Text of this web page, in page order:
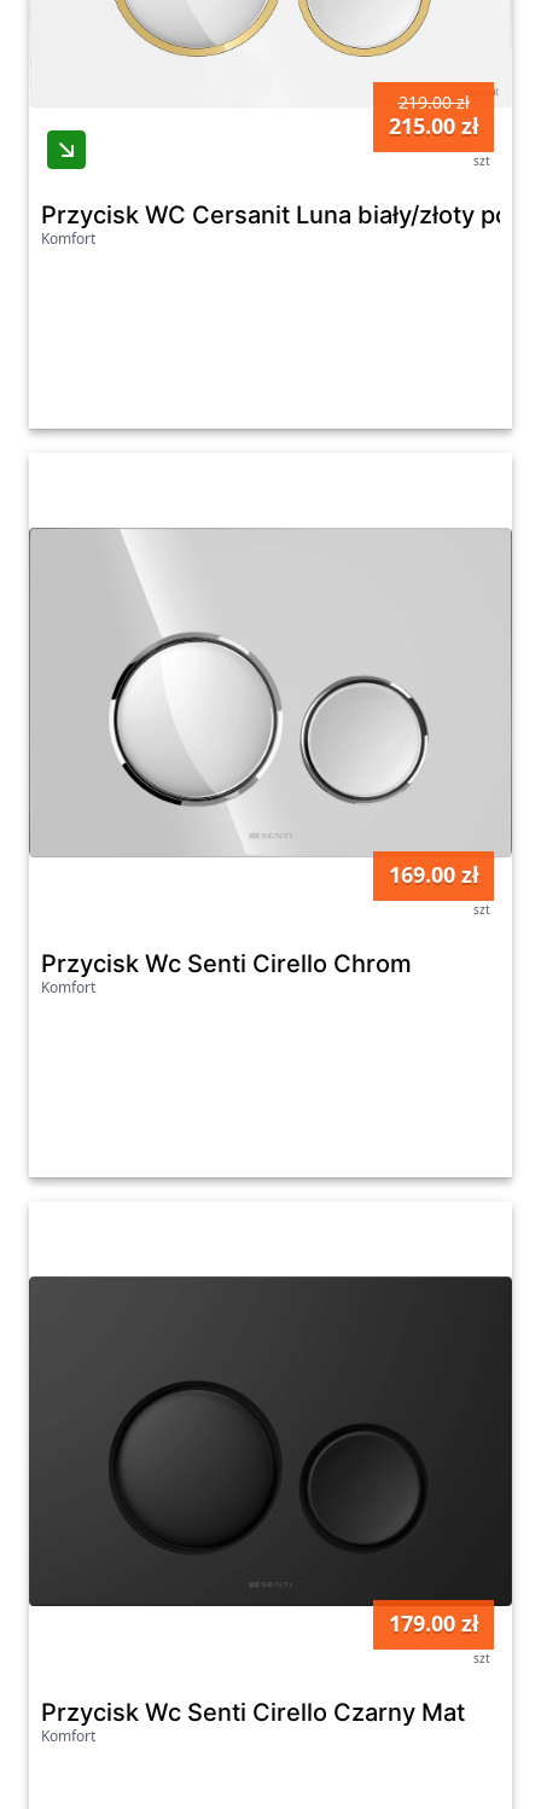
219.00 zł
215.00 zł
szt
Przycisk WC Cersanit Luna biały/złoty
Komfort
169.00 zł
szt
Przycisk Wc Senti Cirello Chrom
Komfort
179.00 zł
szt
Przycisk Wc Senti Cirello Czarny Mat
Komfort